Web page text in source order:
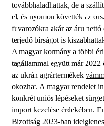
továbbhaladhattak, de a
el, és nyomon követték az
fuvarozókra akár az áru nettó
terjedő bírságot is
A magyar kormány a többi
tagállammal együtt már 2022
az ukrán agrártermékek
okozhat. A magyar rendelet
konkrét uniós lépéseket
import kezelése érdekében.
Bizottság 2023-ban